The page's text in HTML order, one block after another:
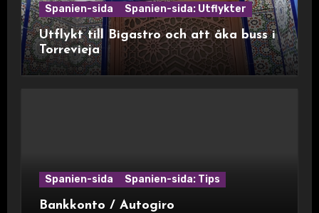
Spanien-sida Spanien-sida: Utflykter
Utflykt till Bigastro och att åka buss i
Torrevieja
Spanien-sida Spanien-sida: Tips
Bankkonto / Autogiro